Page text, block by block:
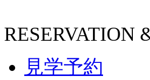
RESERVATION
見学予約